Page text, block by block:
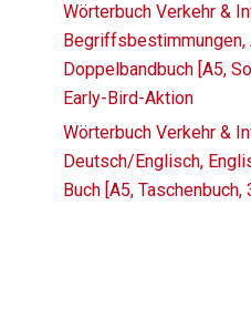
Wörterbuch Verkehr &
Begriffsbestimmungen,
Doppelbandbuch [A5,
Early-Bird-Aktion
Wörterbuch Verkehr &
Deutsch/Englisch,
Buch [A5, Taschenbuch,